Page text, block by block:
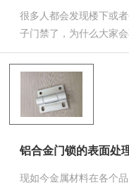
很多人都会发现楼下或
子门禁了，为什么大家
铝合金门锁的表面处
现如今金属材料在各个